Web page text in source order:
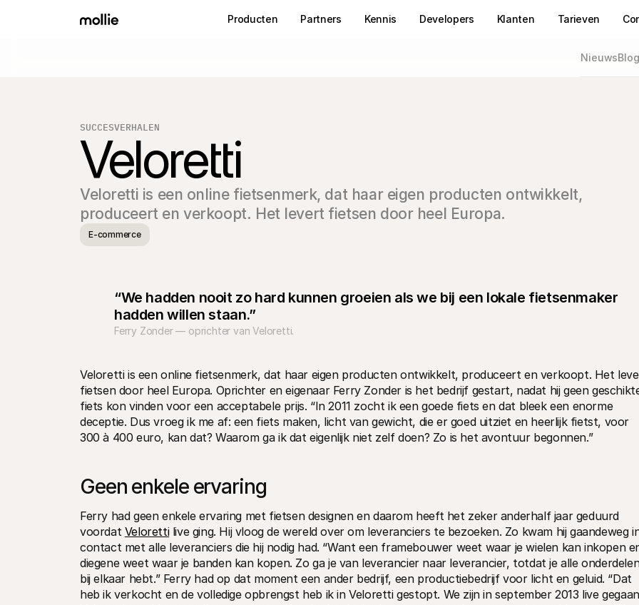
Producten Partners Kennis Developers Klanten Tarieven
NieuwsBlog
SUCCESVERHALEN
Veloretti
Veloretti is een online fietsenmerk, dat haar eigen producten ontwikkelt,
produceert en verkoopt. Het levert fietsen door heel Europa.
E-commerce
“We hadden nooit zo hard kunnen groeien als we bij een lokale fietsenmaker
hadden willen staan.”
Ferry Zonder — oprichter van Veloretti.
Veloretti is een online fietsenmerk, dat haar eigen producten ontwikkelt, produceert en verkoopt. Het
fietsen door heel Europa. Oprichter en eigenaar Ferry Zonder is het bedrijf gestart, nadat hij geen
fiets kon vinden voor een acceptabele prijs. “In 2011 zocht ik een goede fiets en dat bleek een enorme
deceptie. Dus vroeg ik me af: een fiets maken, licht van gewicht, die er goed uitziet en heerlijk fietst, voor
300 à 400 euro, kan dat? Waarom ga ik dat eigenlijk niet zelf doen? Zo is het avontuur begonnen.”
Geen enkele ervaring
Ferry had geen enkele ervaring met fietsen designen en daarom heeft het zeker anderhalf jaar geduurd
voordat Veloretti live ging. Hij vloog de wereld over om leveranciers te bezoeken. Zo kwam hij gaandeweg
contact met alle leveranciers die hij nodig had. “Want een framebouwer weet waar je wielen kan inkopen
diegene weet waar je banden kan kopen. Zo ga je van leverancier naar leverancier, totdat je alle
bij elkaar hebt.” Ferry had op dat moment een ander bedrijf, een productiebedrijf voor licht en geluid. “Dat
heb ik verkocht en de volledige opbrengst heb ik in Veloretti gestopt. We zijn in september 2013 live